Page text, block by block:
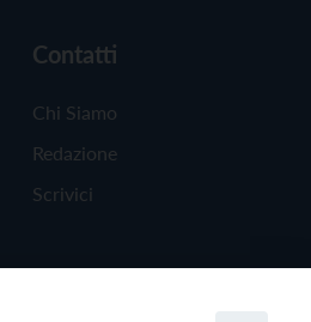
Contatti
Chi Siamo
Redazione
Scrivici